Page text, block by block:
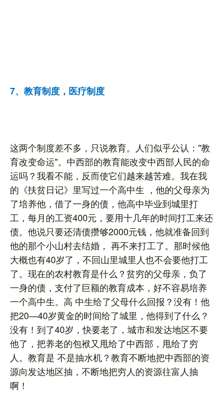
7、教育制度，医疗制度
这两个制度差不多，只说教育。人们似乎公认："教
育改变命运"。中西部的教育能改变中西部人民的命
运吗？我看不能，反而使它们越来越苦难。我在我
的《扶贫日记》里写过一个高中生 ，他的父母亲为
了培养他，借了一身的债，他高中毕业到城里打
工，每月的工资400元，要用十几年的时间打工来还
债。他说只要还清债攒够2000元钱，他就准备回到
他的那个小山村去结婚， 再不来打工了。那时候他
大概也有40岁了，不回山里城里人也不会要他打工
了。现在的农村教育是什么？贫穷的父母亲，负了
一身的债，支付了巨额的教育成本，好不容易培养
一个高中生。高 中生给了父母什么回报？没有！他
把20—40岁黄金的时间给了城里，他得到了什么？
没有！到了40岁，快要老了，城市和发达地区不要
他了，把养老的包袱又甩给了中西部，甩给了穷
人。教育是 不是抽水机？教育不断地把中西部的资
源向发达地区抽，不断地把穷人的资源往富人抽
啊！